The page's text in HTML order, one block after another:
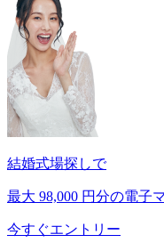
結婚式場探しで
最大 98,000 円分の電子
今すぐエントリー